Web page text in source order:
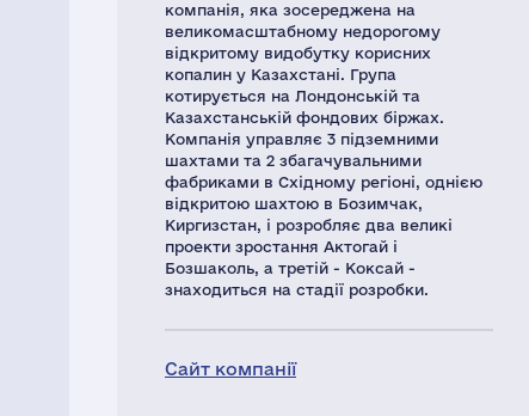
компанія, яка зосереджена на
великомасштабному недорогому
відкритому видобутку корисних
копалин у Казахстані. Група
котирується на Лондонській та
Казахстанській фондових біржах.
Компанія управляє 3 підземними
шахтами та 2 збагачувальними
фабриками в Східному регіоні, однією
відкритою шахтою в Бозимчак,
Киргизстан, і розробляє два великі
проекти зростання Актогай і
Бозшаколь, а третій - Коксай -
знаходиться на стадії розробки.
Сайт компанії